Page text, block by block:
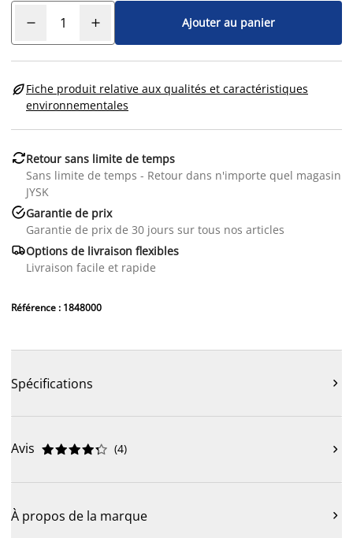
Ajouter au panier
Fiche produit relative aux qualités et caractéristiques
environnementales
Retour sans limite de temps
Sans limite de temps - Retour dans n'importe quel magasin
JYSK
Garantie de prix
Garantie de prix de 30 jours sur tous nos articles
Options de livraison flexibles
Livraison facile et rapide
Référence : 1848000
Spécifications 
Avis 




 (4) 
À propos de la marque 